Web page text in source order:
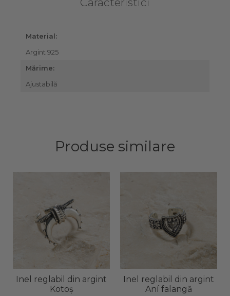
Material:
Argint 925
Mărime:
Ajustabilă
Produse similare
Inel reglabil din argint
Kotoș
Inel reglabil din argint
Aní falangă